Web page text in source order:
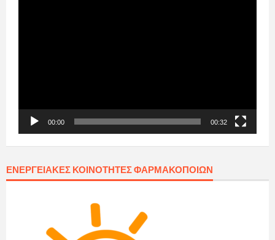
00:00 00:32
ΕΝΕΡΓΕΙΑΚΈΣ ΚΟΙΝΌΤΗΤΕΣ ΦΑΡΜΑΚΟΠΟΙΏΝ